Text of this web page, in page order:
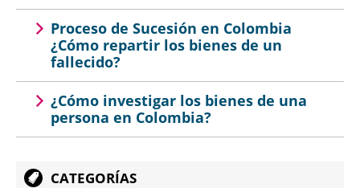
Proceso de Sucesión en Colombia
¿Cómo repartir los bienes de un
fallecido?
¿Cómo investigar los bienes de una
persona en Colombia?
CATEGORÍAS